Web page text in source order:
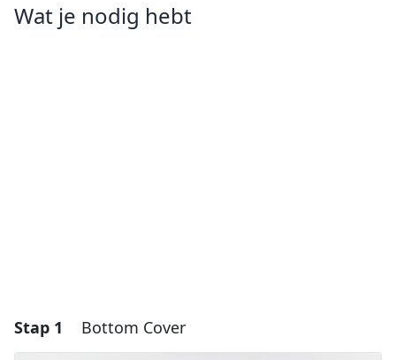
Wat je nodig hebt
Stap 1 Bottom Cover